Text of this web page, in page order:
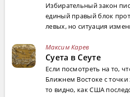
Избирательный закон
единый правый блок
левых, но ситуация
Максим Карев
Суета в Сеуте
Если посмотреть на то,
Ближнем Востоке с
то видно, как США